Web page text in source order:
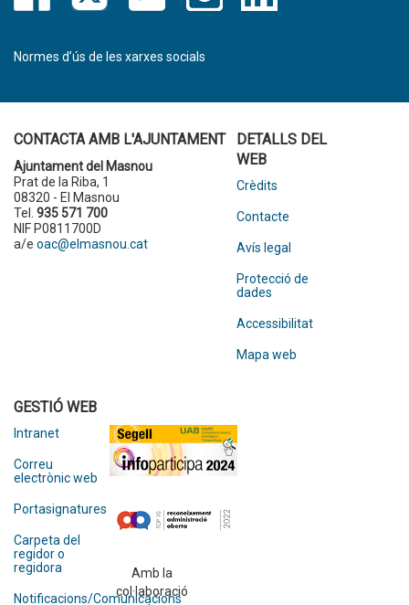
Normes d’ús de les xarxes socials
CONTACTA AMB L'AJUNTAMENT
Ajuntament del Masnou
Prat de la Riba, 1
08320 - El Masnou
Tel. 935 571 700
NIF P0811700D
a/e oac@elmasnou.cat
DETALLS DEL
WEB
Crèdits
Contacte
Avís legal
Protecció de
dades
Accessibilitat
Mapa web
GESTIÓ WEB
Intranet
Correu
electrònic web
Portasignatures
Carpeta del
regidor o
regidora
Notificacions/Comunicacions
Amb la
col·laboració